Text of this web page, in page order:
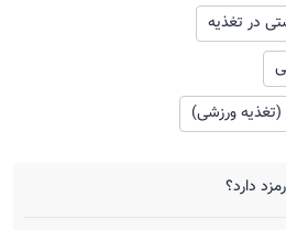
با سلام بیمار خانمی 46 ساله هستن، در اثر بیماری و قند
است حالا نیاز به جبران وزن
در تغذیه
ورزشی)